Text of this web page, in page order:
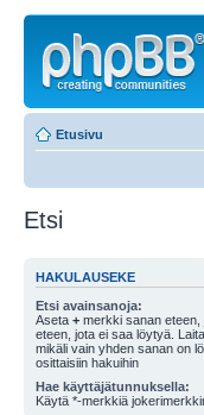
Etusivu
Etsi
HAKULAUSEKE
Etsi avainsanoja:
Aseta + merkki sanan
eteen, jota ei saa löytyä.
mikäli vain yhden sanan on
osittaisiin hakuihin
Hae käyttäjätunnuksella:
Käytä *-merkkiä